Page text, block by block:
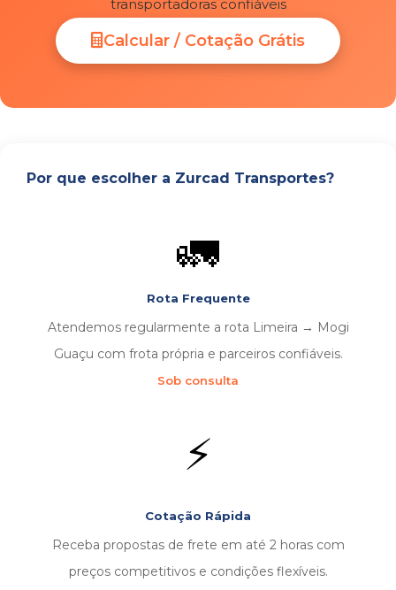
transportadoras confiáveis
Calcular / Cotação Grátis
Por que escolher a Zurcad Transportes?
🚛
Rota Frequente
Atendemos regularmente a rota Limeira → Mogi
Guaçu com frota própria e parceiros confiáveis.
Sob consulta
⚡
Cotação Rápida
Receba propostas de frete em até 2 horas com
preços competitivos e condições flexíveis.